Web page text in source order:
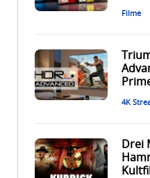
Filme
4K
Drei